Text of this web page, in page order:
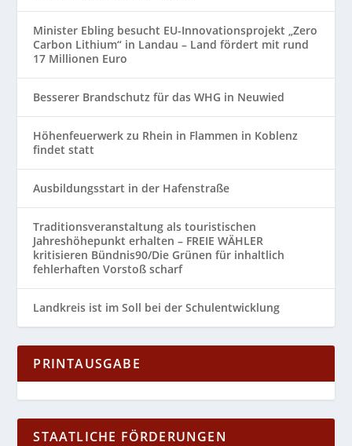
Minister Ebling besucht EU-Innovationsprojekt „Zero
Carbon Lithium“ in Landau – Land fördert mit rund
17 Millionen Euro
Besserer Brandschutz für das WHG in Neuwied
Höhenfeuerwerk zu Rhein in Flammen in Koblenz
findet statt
Ausbildungsstart in der Hafenstraße
Traditionsveranstaltung als touristischen
Jahreshöhepunkt erhalten – FREIE WÄHLER
kritisieren Bündnis90/Die Grünen für inhaltlich
fehlerhaften Vorstoß scharf
Landkreis ist im Soll bei der Schulentwicklung
PRINTAUSGABE
STAATLICHE FÖRDERUNGEN